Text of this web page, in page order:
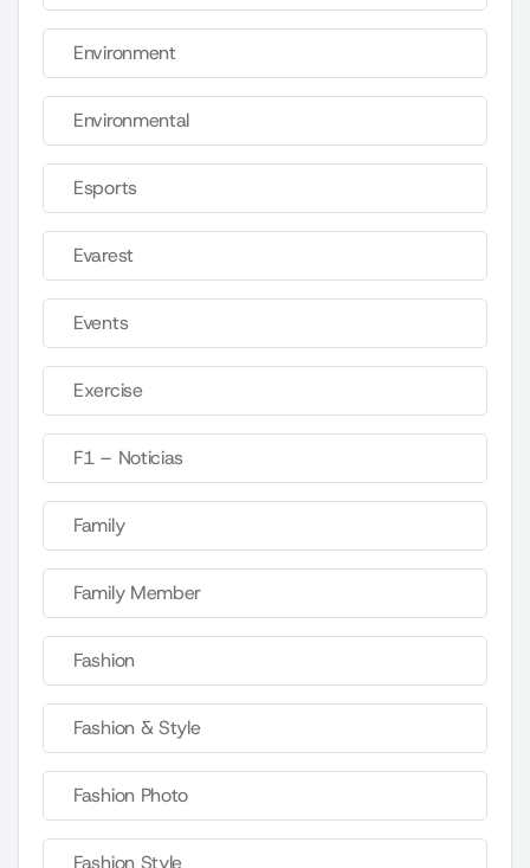
Environment
Environmental
Esports
Evarest
Events
Exercise
F1 – Noticias
Family
Family Member
Fashion
Fashion & Style
Fashion Photo